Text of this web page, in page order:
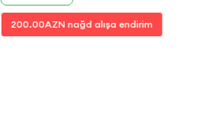
200.00AZN nağd alışa endirim